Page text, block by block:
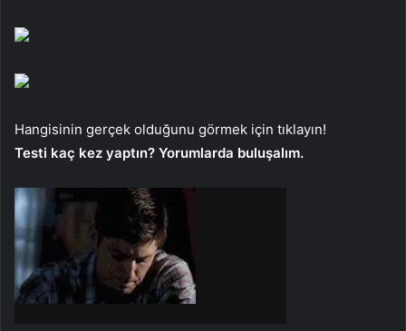
Hangisinin gerçek olduğunu görmek için tıklayın!
Testi kaç kez yaptın? Yorumlarda buluşalım.